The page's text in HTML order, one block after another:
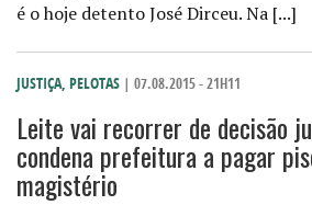
é o hoje detento José Dirceu. Na [...]
JUSTIÇA, PELOTAS | 07.08.2015 - 21H11
Leite vai recorrer de decisão
condena prefeitura a pagar
magistério